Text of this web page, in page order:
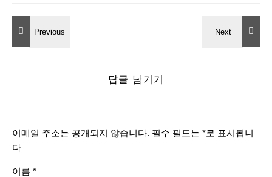
답글 남기기
이메일 주소는 공개되지 않습니다. 필수 필드는 *로 표시됩니
다
이름 *